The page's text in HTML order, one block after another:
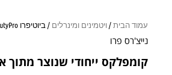
עמוד הבית/ויטמינים ומינרלים / ביוטיפרו BeautyPro
נייצ'רס פרו
קומפלקס ייחודי שנוצר מתוך